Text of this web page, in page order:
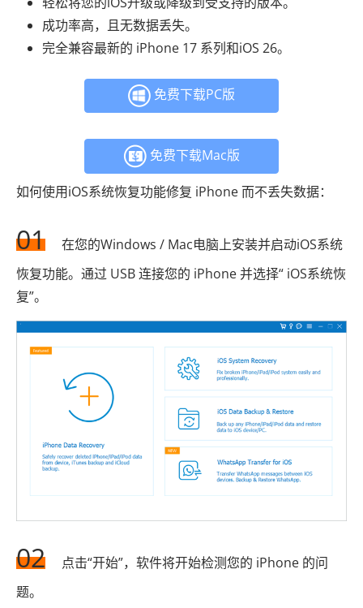
成功率高，且无数据丢失。
完全兼容最新的 iPhone 17 系列和iOS 26。
免费下载PC版
免费下载Mac版
如何使用iOS系统恢复功能修复 iPhone 而不丢失数据：
01
在您的Windows / Mac电脑上安装并启动iOS系统
恢复功能。通过 USB 连接您的 iPhone 并选择“ iOS系统恢
复”。
02
点击“开始”，软件将开始检测您的 iPhone 的问
题。